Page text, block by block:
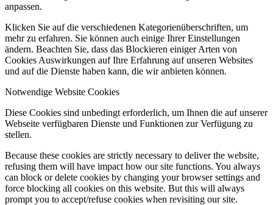
anpassen.
Klicken Sie auf die verschiedenen Kategorienüberschriften, um
mehr zu erfahren. Sie können auch einige Ihrer Einstellungen
ändern. Beachten Sie, dass das Blockieren einiger Arten von
Cookies Auswirkungen auf Ihre Erfahrung auf unseren Websites
und auf die Dienste haben kann, die wir anbieten können.
Notwendige Website Cookies
Diese Cookies sind unbedingt erforderlich, um Ihnen die auf unserer
Webseite verfügbaren Dienste und Funktionen zur Verfügung zu
stellen.
Because these cookies are strictly necessary to deliver the website,
refusing them will have impact how our site functions. You always
can block or delete cookies by changing your browser settings and
force blocking all cookies on this website. But this will always
prompt you to accept/refuse cookies when revisiting our site.